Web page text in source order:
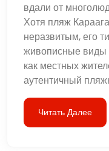
вдали от
Хотя пляж
неразвитым, его
живописные виды
как местных
аутентичный
Читать Далее